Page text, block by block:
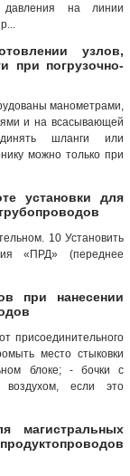
давления на линии
узлов,
при погрузочно-
манометрами,
и на всасывающей
шланги или
можно только при
установки для
10 Установить
«ПРД» (переднее
при нанесении
присоединительного
место стыковки
блоке; - бочки с
воздухом, если это
магистральных